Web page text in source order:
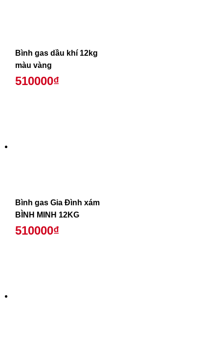
Bình gas dầu khí 12kg
màu vàng
510000₫
Bình gas Gia Đình xám
BÌNH MINH 12KG
510000₫